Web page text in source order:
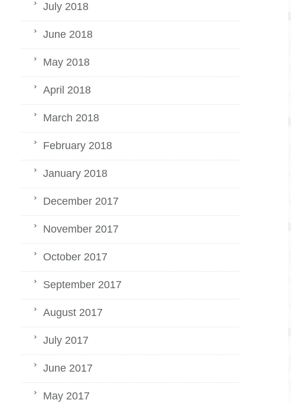
July 2018
June 2018
May 2018
April 2018
March 2018
February 2018
January 2018
December 2017
November 2017
October 2017
September 2017
August 2017
July 2017
June 2017
May 2017